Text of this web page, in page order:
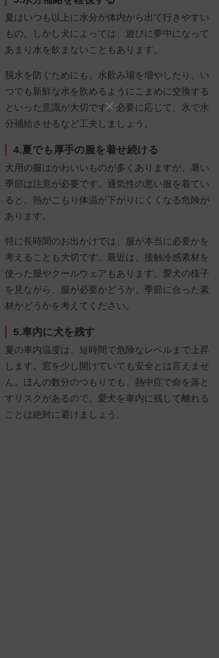
夏はいつも以上に水分が体内から出て行きやすい
もの。しかし犬によっては、遊びに夢中になって
あまり水を飲まないこともあります。
脱水を防ぐためにも、水飲み場を増やしたり、い
つでも新鮮な水を飲めるようにこまめに交換する
といった意識が大切です。必要に応じて、氷で水
分補給させるなど工夫しましょう。
4.夏でも厚手の服を着せ続ける
犬用の服はかわいいものが多くありますが、暑い
季節は注意が必要です。通気性の悪い服を着てい
ると、熱がこもり体温が下がりにくくなる危険が
あります。
特に長時間のお出かけでは、服が本当に必要かを
考えることも大切です。最近は、接触冷感素材を
使った服やクールウェアもあります。愛犬の様子
を見ながら、服が必要かどうか、季節に合った素
材かどうかを考えてください。
5.車内に犬を残す
夏の車内温度は、短時間で危険なレベルまで上昇
します。窓を少し開けていても安全とは言えませ
ん。ほんの数分のつもりでも、熱中症で命を落と
すリスクがあるので、愛犬を車内に残して離れる
ことは絶対に避けましょう。